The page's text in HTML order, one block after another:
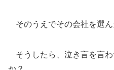
そのうえでその会社を選ん
そうしたら、泣き言を言